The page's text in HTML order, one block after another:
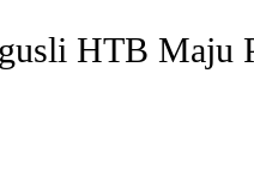
HTB Maju